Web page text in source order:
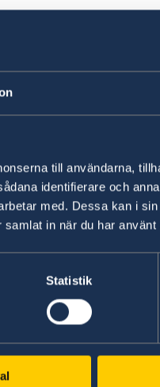
till användarna,
identifierare och
med. Dessa kan i
in när du har använt
Statistik
Löfven besöker
styrelse –
31 32 »